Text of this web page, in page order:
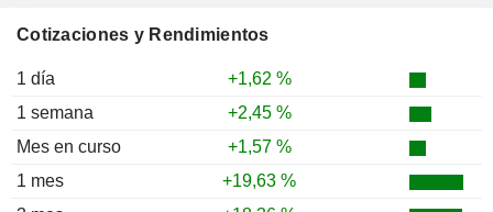
Cotizaciones y Rendimientos
1 día
+1,62 %
1 semana
+2,45 %
Mes en curso
+1,57 %
1 mes
+19,63 %